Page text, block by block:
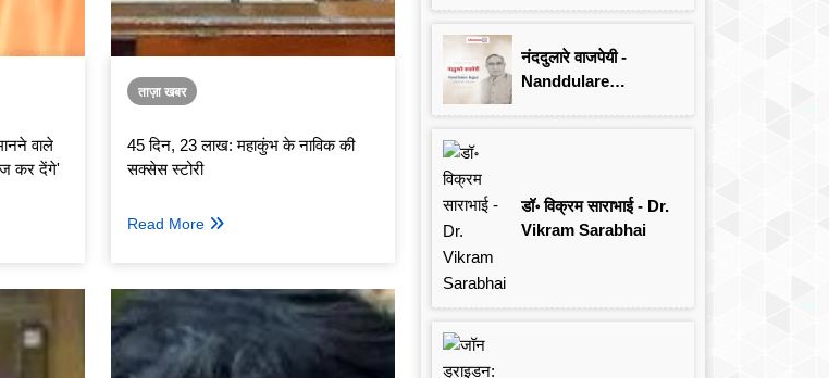
वाले
कर देंगे'
ताज़ा खबर
45 दिन, 23 लाख: महाकुंभ के नाविक की
सक्सेस स्टोरी
Read More
Singh
नंददुलारे वाजपेयी -
Nanddulare
डॉ॰ विक्रम साराभाई - Dr.
Vikram Sarabhai